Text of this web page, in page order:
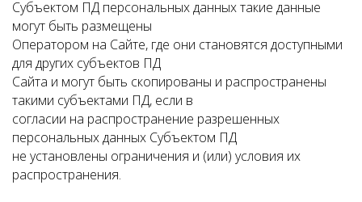
Субъектом ПД персональных данных такие данные
могут быть размещены
Оператором на Сайте, где они становятся доступными
для других субъектов ПД
Сайта и могут быть скопированы и распространены
такими субъектами ПД, если в
согласии на распространение разрешенных
персональных данных Субъектом ПД
не установлены ограничения и (или) условия их
распространения.